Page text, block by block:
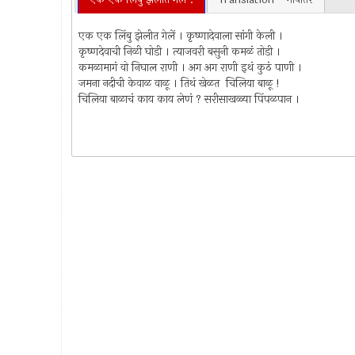
एक एक लिंबु झेलीत गेलें । कृष्णादेवाला सांगी केली ।
कृष्णदेवाची निळी घोडी । त्याजवरी बसुनी कमळं तोडी ।
कमळामागं वो निघाल राणी । अग अग राणी इथं कुठं पाणी ।
जमना नदीची केवाळ वाळू । तिथं खेळत चिलिया बाळू !
चिलिया बाळाचं काय काय लेणं ? सरीसाखळ्या पिंपळपान ।